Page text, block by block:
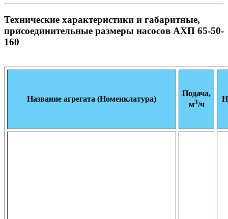
Технические характеристики и габаритные,
присоединительные размеры насосов АХП 65-50-
160
Название агрегата (Номенклатура)
Подача,
м3/ч